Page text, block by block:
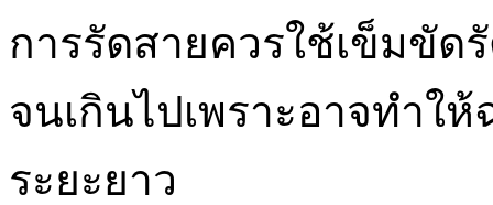
การรัดสายควรใช้เข็มขั
จนเกินไปเพราะอาจทำใ
ระยะยาว